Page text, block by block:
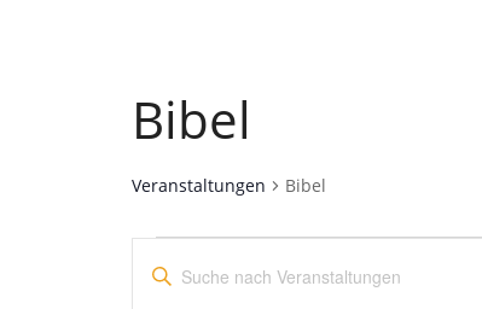
Bibel
Veranstaltungen Bibel
Veranstaltungen
für
Veranstaltungen
Suche
Bitte